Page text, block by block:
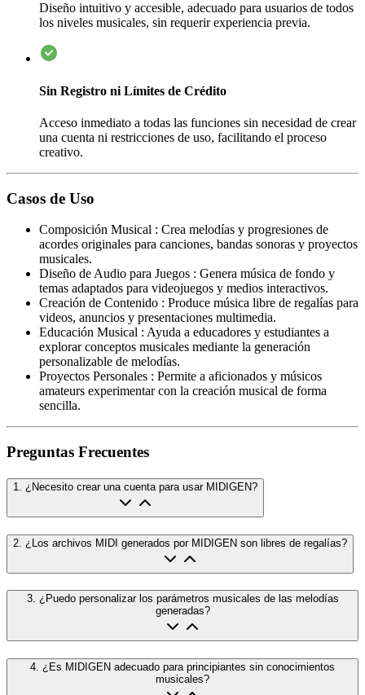
Diseño intuitivo y accesible, adecuado para usuarios de todos
los niveles musicales, sin requerir experiencia previa.
Sin Registro ni Límites de Crédito
Acceso inmediato a todas las funciones sin necesidad de crear
una cuenta ni restricciones de uso, facilitando el proceso
creativo.
Casos de Uso
Composición Musical : Crea melodías y progresiones de
acordes originales para canciones, bandas sonoras y proyectos
musicales.
Diseño de Audio para Juegos : Genera música de fondo y
temas adaptados para videojuegos y medios interactivos.
Creación de Contenido : Produce música libre de regalías para
videos, anuncios y presentaciones multimedia.
Educación Musical : Ayuda a educadores y estudiantes a
explorar conceptos musicales mediante la generación
personalizable de melodías.
Proyectos Personales : Permite a aficionados y músicos
amateurs experimentar con la creación musical de forma
sencilla.
Preguntas Frecuentes
1 ¿Necesito crear una cuenta para usar MIDIGEN?
2 ¿Los archivos MIDI generados por MIDIGEN son libres de regalías?
3. ¿Puedo personalizar los parámetros musicales de las melodías
generadas?
4 ¿Es MIDIGEN adecuado para principiantes sin conocimientos
musicales?